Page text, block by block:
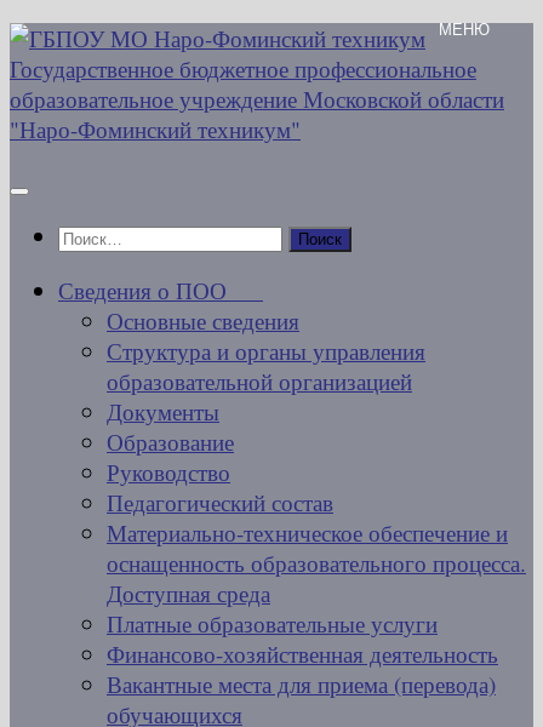
Перейти
к
содержимому
Найти:
Сведения о ПОО
Основные сведения
Структура и органы управления
образовательной организацией
Документы
Образование
Руководство
Педагогический состав
Материально-техническое обеспечение и
оснащенность образовательного процесса.
Доступная среда
Платные образовательные услуги
Финансово-хозяйственная деятельность
Вакантные места для приема (перевода)
обучающихся